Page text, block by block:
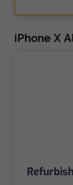
iPhone X